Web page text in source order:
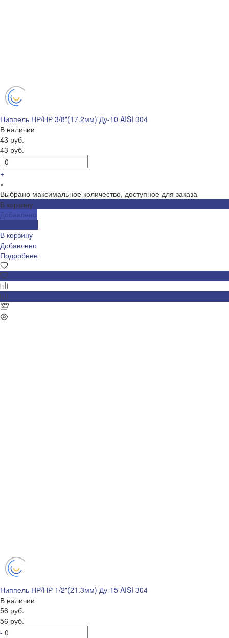
Ниппель НР/НР 3/8"(17.2мм) Ду-10 AISI 304
В наличии
43 руб.
43 руб.
-
+
×
Выбрано максимальное количество, доступное для заказа
В корзину
Добавлено
В корзину
Добавлено
Подробнее
Ниппель НР/НР 1/2"(21.3мм) Ду-15 AISI 304
В наличии
56 руб.
56 руб.
-